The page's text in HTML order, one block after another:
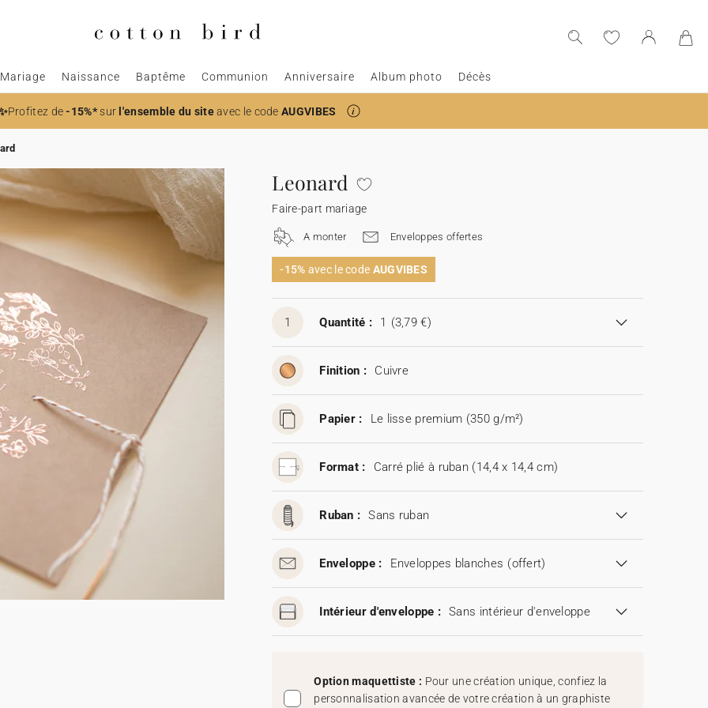
Mariage Naissance Baptême Communion Anniversaire Album photo Décès
Profitez de-15%*surl'ensemble du siteavec le code AUGVIBES
Leonard
Faire-part mariage
A monter Enveloppes offertes
-15% avec le code AUGVIBES
1 Quantité : 1 (3,79 €)
Finition : Cuivre
Papier : Le lisse premium (350 g/m²)
Format : Carré plié à ruban (14,4 x 14,4 cm)
Ruban : Sans ruban
Enveloppe : Enveloppes blanches (offert)
Intérieur d'enveloppe : Sans intérieur d'enveloppe
Option maquettiste : Pour une création unique, confiez la
personnalisation avancée de votre création à un graphiste